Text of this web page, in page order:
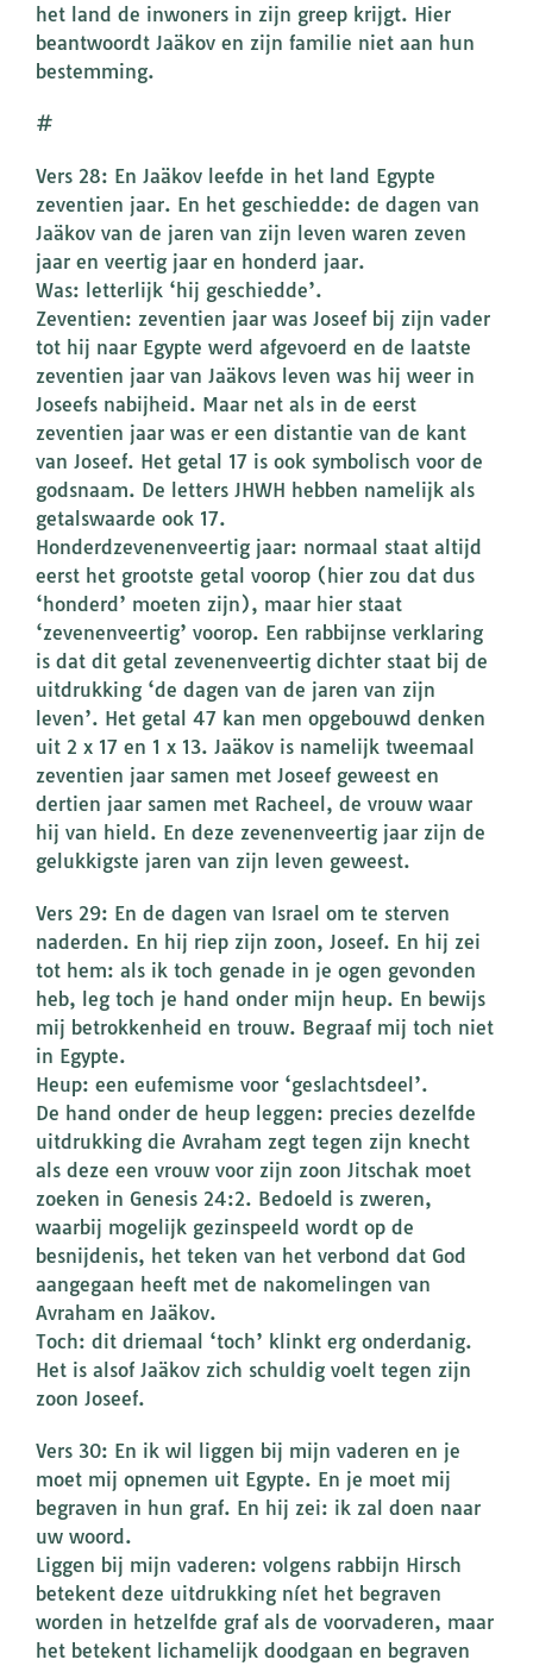
het land de inwoners in zijn greep krijgt. Hier
beantwoordt Jaäkov en zijn familie niet aan hun
bestemming.
#
Vers 28: En Jaäkov leefde in het land Egypte
zeventien jaar. En het geschiedde: de dagen van
Jaäkov van de jaren van zijn leven waren zeven
jaar en veertig jaar en honderd jaar.
Was: letterlijk ‘hij geschiedde’.
Zeventien: zeventien jaar was Joseef bij zijn vader
tot hij naar Egypte werd afgevoerd en de laatste
zeventien jaar van Jaäkovs leven was hij weer in
Joseefs nabijheid. Maar net als in de eerst
zeventien jaar was er een distantie van de kant
van Joseef. Het getal 17 is ook symbolisch voor de
godsnaam. De letters JHWH hebben namelijk als
getalswaarde ook 17.
Honderdzevenenveertig jaar: normaal staat altijd
eerst het grootste getal voorop (hier zou dat dus
‘honderd’ moeten zijn), maar hier staat
‘zevenenveertig’ voorop. Een rabbijnse verklaring
is dat dit getal zevenenveertig dichter staat bij de
uitdrukking ‘de dagen van de jaren van zijn
leven’. Het getal 47 kan men opgebouwd denken
uit 2 x 17 en 1 x 13. Jaäkov is namelijk tweemaal
zeventien jaar samen met Joseef geweest en
dertien jaar samen met Racheel, de vrouw waar
hij van hield. En deze zevenenveertig jaar zijn de
gelukkigste jaren van zijn leven geweest.
Vers 29: En de dagen van Israel om te sterven
naderden. En hij riep zijn zoon, Joseef. En hij zei
tot hem: als ik toch genade in je ogen gevonden
heb, leg toch je hand onder mijn heup. En bewijs
mij betrokkenheid en trouw. Begraaf mij toch niet
in Egypte.
Heup: een eufemisme voor ‘geslachtsdeel’.
De hand onder de heup leggen: precies dezelfde
uitdrukking die Avraham zegt tegen zijn knecht
als deze een vrouw voor zijn zoon Jitschak moet
zoeken in Genesis 24:2. Bedoeld is zweren,
waarbij mogelijk gezinspeeld wordt op de
besnijdenis, het teken van het verbond dat God
aangegaan heeft met de nakomelingen van
Avraham en Jaäkov.
Toch: dit driemaal ‘toch’ klinkt erg onderdanig.
Het is alsof Jaäkov zich schuldig voelt tegen zijn
zoon Joseef.
Vers 30: En ik wil liggen bij mijn vaderen en je
moet mij opnemen uit Egypte. En je moet mij
begraven in hun graf. En hij zei: ik zal doen naar
uw woord.
Liggen bij mijn vaderen: volgens rabbijn Hirsch
betekent deze uitdrukking níet het begraven
worden in hetzelfde graf als de voorvaderen, maar
het betekent lichamelijk doodgaan en begraven